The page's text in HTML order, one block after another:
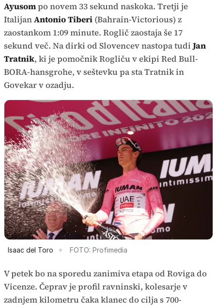
Ayusompo novem 33 sekund naskoka. Tretji je
ItalijanAntonio Tiberi (Bahrain-Victorious) z
zaostankom 1:09 minute. Roglič zaostaja še 17
sekund več. Na dirki od Slovencev nastopa tudiJan
Tratnik, ki je pomočnik Rogliču v ekipi Red Bull-
BORA-hansgrohe, v seštevku pa sta Tratnik in
Govekar v ozadju.
Isaac del Toro FOTO: Profimedia
V petek bo na sporedu zanimiva etapa od Roviga do
Vicenze. Čeprav je profil ravninski, kolesarje v
zadnjem kilometru čaka klanec do cilja s 700-